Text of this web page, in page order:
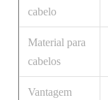
cabelo
Material para
cabelos
Vantagem